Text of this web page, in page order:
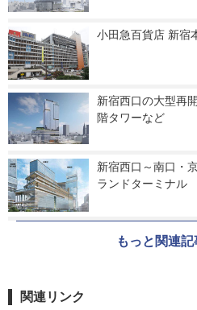
小田急百貨店 新宿
新宿西口の大型再
階タワーなど
新宿西口～南口・
ランドターミナル
もっと関連
関連リンク